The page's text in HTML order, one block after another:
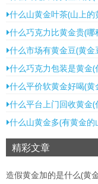
什么山黄金叶茶(山上
什么巧克力比黄金贵(
什么市场有黄金豆(黄金
什么巧克力包装是黄金
什么平价软黄金好喝(
什么平台上门回收黄金
什么山黄金多(有黄金的
精彩文章
造假黄金加的是什么(黄